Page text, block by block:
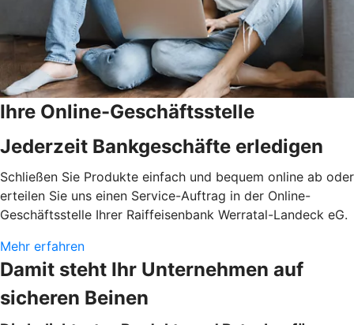
Ihre Online-Geschäftsstelle
Jederzeit Bankgeschäfte erledigen
Schließen Sie Produkte einfach und bequem online ab oder
erteilen Sie uns einen Service-Auftrag in der Online-
Geschäftsstelle Ihrer Raiffeisenbank Werratal-Landeck eG.
Mehr erfahren
Damit steht Ihr Unternehmen auf
sicheren Beinen